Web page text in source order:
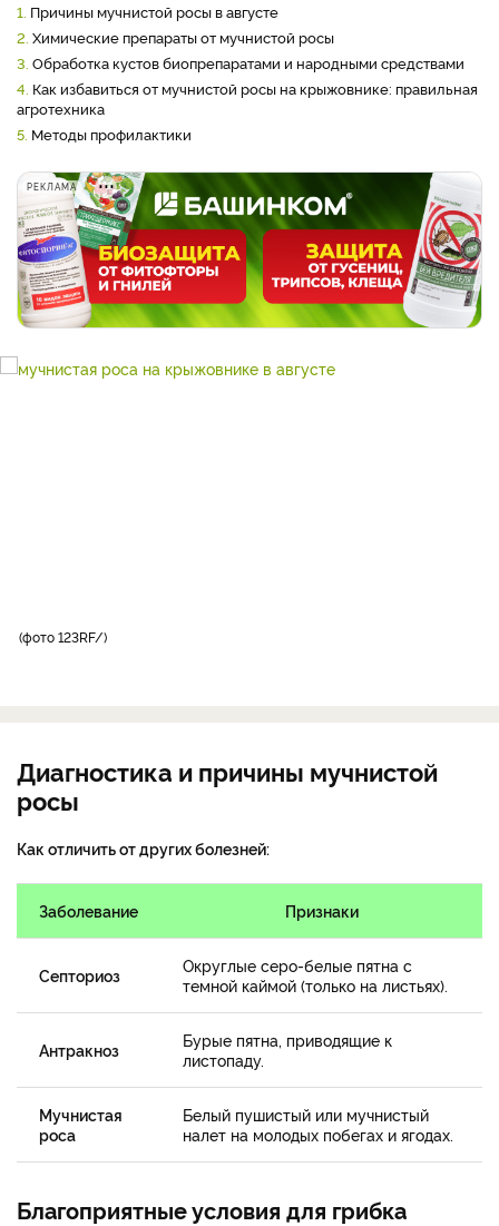
1. Причины мучнистой росы в августе
2. Химические препараты от мучнистой росы
3. Обработка кустов биопрепаратами и народными средствами
4. Как избавиться от мучнистой росы на крыжовнике: правильная
агротехника
5. Методы профилактики
РЕКЛАМА
фото 123RF/
Диагностика и причины мучнистой
росы
Как отличить от других болезней:
Заболевание Признаки
Септориоз
Округлые серо-белые пятна с
темной каймой (только на листьях).
Антракноз
Бурые пятна, приводящие к
листопаду.
Мучнистая
роса
Белый пушистый или мучнистый
налет на молодых побегах и ягодах.
Благоприятные условия для грибка